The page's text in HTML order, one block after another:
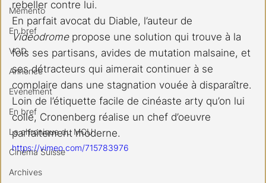
Memento
En bref
VOD
Annonce
Evénement
En bref
La chronique du MCU
Cinéma Suisse
Archives
rebeller contre lui.
En parfait avocat du Diable, l’auteur de
Videodrome propose une solution qui trouve à la
fois ses partisans, avides de mutation malsaine, et
ses détracteurs qui aimerait continuer à se
complaire dans une stagnation vouée à disparaître.
Loin de l’étiquette facile de cinéaste arty qu’on lui
colle, Cronenberg réalise un chef d’oeuvre
parfaitement moderne.
https://vimeo.com/715783976